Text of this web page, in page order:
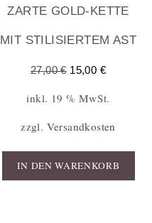
ZARTE GOLD-KETTE
MIT STILISIERTEM AST
27,00€ 15,00 €
inkl. 19 % MwSt.
zzgl. Versandkosten
IN DEN WARENKORB